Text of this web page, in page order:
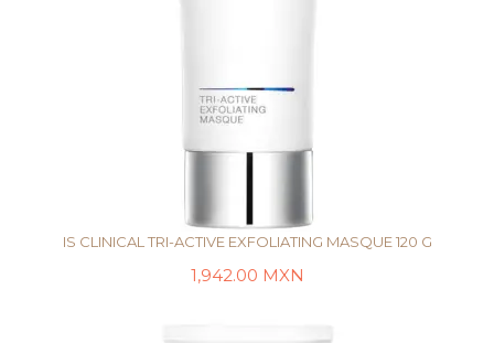
IS CLINICAL TRI-ACTIVE EXFOLIATING MASQUE 120 G
1,942.00 MXN